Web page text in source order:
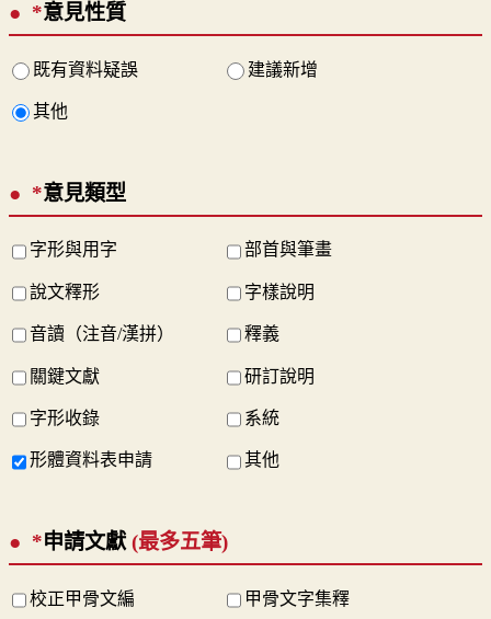
*意見性質
既有資料疑誤 建議新增
其他
*意見類型
字形與用字 部首與筆畫
說文釋形 字樣說明
音讀（注音/漢拼） 釋義
關鍵文獻 研訂說明
字形收錄 系統
形體資料表申請 其他
*申請文獻 (最多五筆)
校正甲骨文編 甲骨文字集釋